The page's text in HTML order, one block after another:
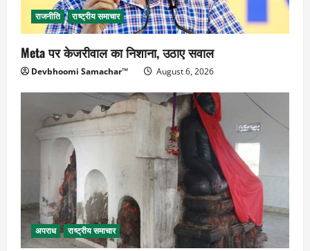
राजनीति राष्ट्रीय समाचार
Meta पर केजरीवाल का निशाना, उठाए सवाल
Devbhoomi Samachar™ August 6, 2026
अपराध राष्ट्रीय समाचार